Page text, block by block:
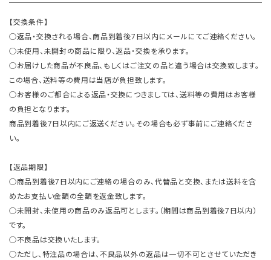
【交換条件】
○返品・交換される場合、商品到着後7日以内にメールにてご連絡ください。
○未使用、未開封の商品に限り、返品・交換を承ります。
○お届けした商品が不良品、もしくはご注文の品と違う場合は交換致します。
この場合、送料等の費用は当店が負担致します。
○お客様のご都合による返品・交換につきましては、送料等の費用はお客様
の負担となります。
商品到着後7日以内にご返送ください。その場合も必ず事前にご連絡くださ
い。
【返品期限】
○商品到着後7日以内にご連絡の場合のみ、代替品と交換、または送料を含
めたお支払い金額の全額を返金致します。
○未開封、未使用の商品のみ返品可とします。（期間は商品到着後7日以内）
です。
○不良品は交換いたします。
○ただし、特注品の場合は、不良品以外の返品は一切不可とさせていただき